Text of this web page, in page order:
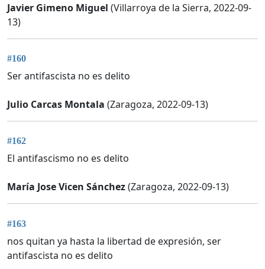
Javier Gimeno Miguel (Villarroya de la Sierra, 2022-09-
13)
#160
Ser antifascista no es delito
Julio Carcas Montala (Zaragoza, 2022-09-13)
#162
El antifascismo no es delito
María Jose Vicen Sánchez(Zaragoza, 2022-09-13)
#163
nos quitan ya hasta la libertad de expresión, ser
antifascista no es delito